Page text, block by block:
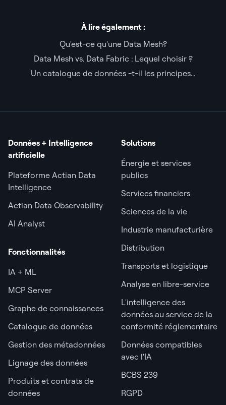
À lire également :
Qu'est-ce qu'une Data Mesh?
Data Mesh vs. Data Fabric : Lequel choisir ?
Un catalogue de données -t-il les principes...
Données + Intelligence
artificielle
Plateforme Actian Data
Intelligence
Actian Data Observability
AI Analyst
Fonctionnalités
IA + ML
MCP Server
Graphe de connaissances
Catalogue de données
Gestion des métadonnées
Lignage des données
Produits et contrats de
données
Solutions
Énergie et services
publics
Services financiers
Sciences de la vie
Industrie manufacturière
Distribution
Transports et logistique
Analyse en libre-service
L'intelligence des
données au service de la
conformité réglementaire
Données compatibles
avec l'IA
BCBS 239
RGPD